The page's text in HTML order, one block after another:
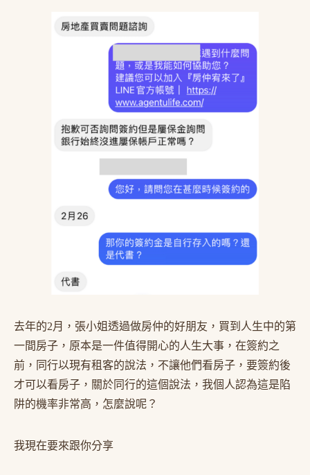
去年的2月，張小姐透過做房仲的好朋友，買到人生中的第
一間房子，原本是一件值得開心的人生大事，在簽約之
前，同行以現有租客的說法，不讓他們看房子，要簽約後
才可以看房子，關於同行的這個說法，我個人認為這是陷
阱的機率非常高，怎麼說呢？
我現在要來跟你分享